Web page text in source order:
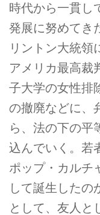
時代から一貫し
発展に努めてき
リントン大統領
アメリカ最高裁
子大学の女性排
の撤廃などに、
ら、法の下の平
込んでいく。若
ポップ・カルチ
して誕生したの
として、友人と